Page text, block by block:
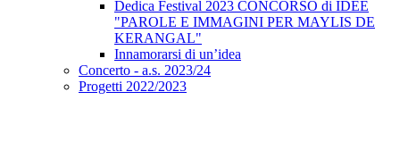
Dedica Festival 2023 CONCORSO di IDEE
"PAROLE E IMMAGINI PER MAYLIS DE
KERANGAL"
Innamorarsi di un’idea
Concerto - a.s. 2023/24
Progetti 2022/2023